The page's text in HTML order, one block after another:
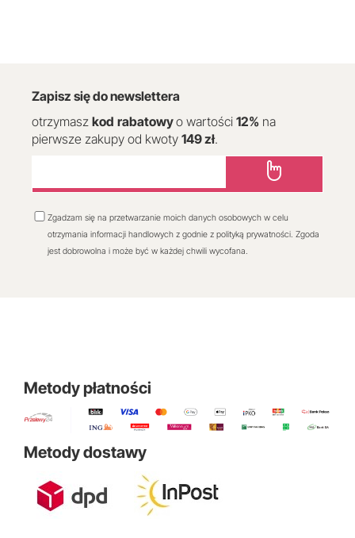
Zapisz się do newslettera
otrzymasz kod rabatowyo wartości 12% na
pierwsze zakupy od kwoty 149 zł.
Zgadzam się na przetwarzanie moich danych osobowych w celu
otrzymania informacji handlowych z godnie z polityką prywatności. Zgoda
jest dobrowolna i może być w każdej chwili wycofana.
Metody płatności
Metody dostawy